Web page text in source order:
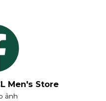
Men's Store
ảnh